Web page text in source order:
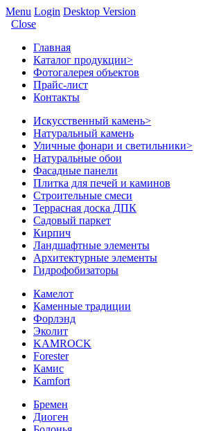
Menu Login Desktop Version
Close
Главная
Каталог продукции>
Фотогалерея объектов
Прайс-лист
Контакты
Искусственный камень>
Натуральный камень
Уличные фонари и светильники>
Натуральные обои
Фасадные панели
Плитка для печей и каминов
Строительные смеси
Террасная доска ДПК
Садовый паркет
Кирпич
Ландшафтные элементы
Архитектурные элементы
Гидрофобизаторы
Камелот
Каменные традиции
Форлэнд
Эколит
KAMROCK
Forester
Камис
Kamfort
Бремен
Диоген